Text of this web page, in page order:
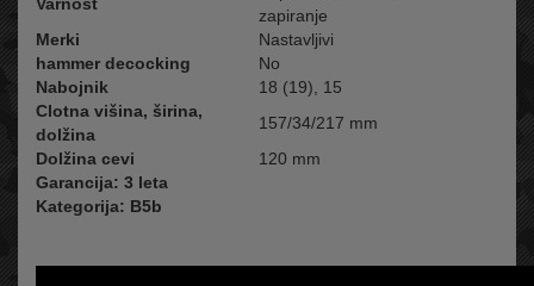
zapiranje
Merki
Nastavljivi
hammer decocking
No
Nabojnik
18 (19), 15
Clotna višina, širina,
dolžina
157/34/217 mm
Dolžina cevi
120 mm
Garancija: 3 leta
Kategorija: B5b